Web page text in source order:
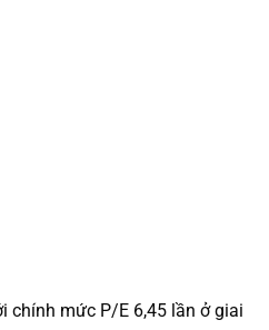
chính mức P/E 6,45 lần ở giai